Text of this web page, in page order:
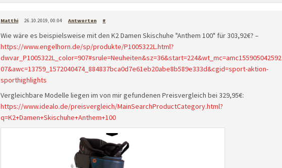
Matthi 26.10.2019, 00:04 Antworten #
Wie wäre es beispielsweise mit den K2 Damen Skischuhe "Anthem 100" für 303,92€? –
https://www.engelhorn.de/sp/produkte/P1005322L.html?
dwvar_P1005322L_color=907#srule=Neuheiten&sz=36&start=224&wt_mc=amc155905042592
07&awc=13759_1572040474_884837bca0d7e61eb20abe8b589e333d&cgid=sport-aktion-
sporthighlights
Vergleichbare Modelle liegen im von mir gefundenen Preisvergleich bei 329,95€:
https://www.idealo.de/preisvergleich/MainSearchProductCategory.html?
q=K2+Damen+Skischuhe+Anthem+100